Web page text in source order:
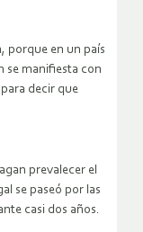
porque en un país
se manifiesta con
decir que
prevalecer el
se paseó por las
casi dos años.